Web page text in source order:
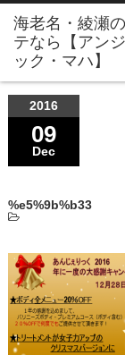
2016
09
Dec
%e5%9b%b33